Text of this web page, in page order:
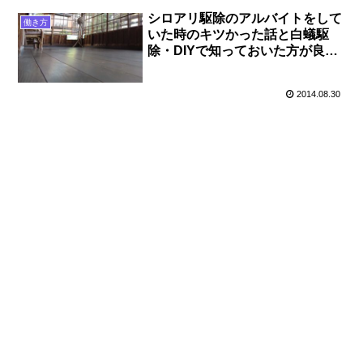
働き方
シロアリ駆除のアルバイトをして
いた時のキツかった話と白蟻駆
除・DIYで知っておいた方が良い
2014.08.30